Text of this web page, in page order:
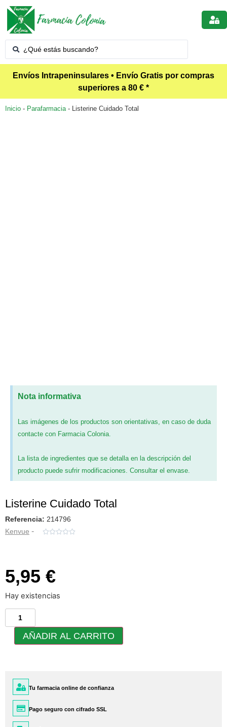
Envíos Intrapeninsulares • Envío Gratis por compras
superiores a 80 € *
Inicio - Parafarmacia- Listerine Cuidado Total
Nota informativa
Las imágenes de los productos son orientativas, en caso de duda
contacte con Farmacia Colonia.
La lista de ingredientes que se detalla en la descripción del
producto puede sufrir modificaciones. Consultar el envase.
Listerine Cuidado Total
Referencia: 214796
Kenvue - 
5,95 €
Hay existencias
AÑADIR AL CARRITO
Tu farmacia online de confianza
Pago seguro con cifrado SSL